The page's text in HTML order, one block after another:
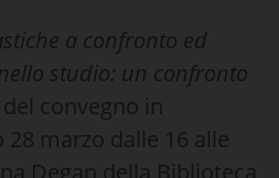
a confronto ed
studio: un confronto
convegno in
marzo dalle 16 alle
Degan della Biblioteca